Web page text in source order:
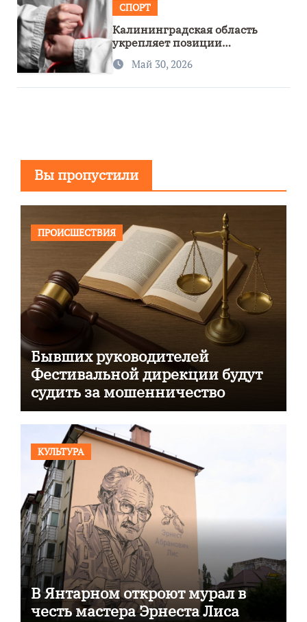
СПОРТ
Калининградская область
укрепляет позиции
спортивного региона
Май 30, 2026
Вы пропустили
ПРОИСШЕСТВИЯ
Бывших руководителей
Фестивальной дирекции будут
судить за мошенничество
КУЛЬТУРА
В Янтарном откроют мурал в
честь мастера Эрнеста Лиса